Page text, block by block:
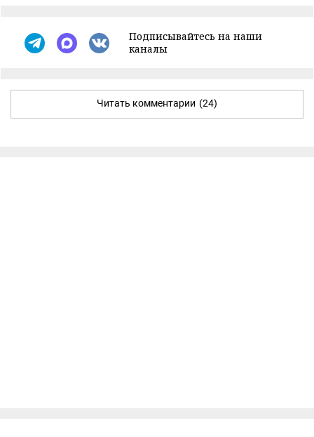
Подписывайтесь на наши
каналы
Читать комментарии (24)